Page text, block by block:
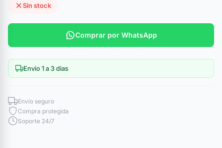
Sin stock
Comprar por WhatsApp
Envio 1 a 3 dias
Envío seguro
Compra protegida
Soporte 24/7